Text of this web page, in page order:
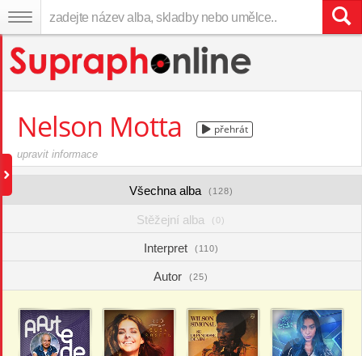
Nelson Motta přehrát
upravit informace
Všechna alba (128)
Stěžejní alba (0)
Interpret (110)
Autor (25)